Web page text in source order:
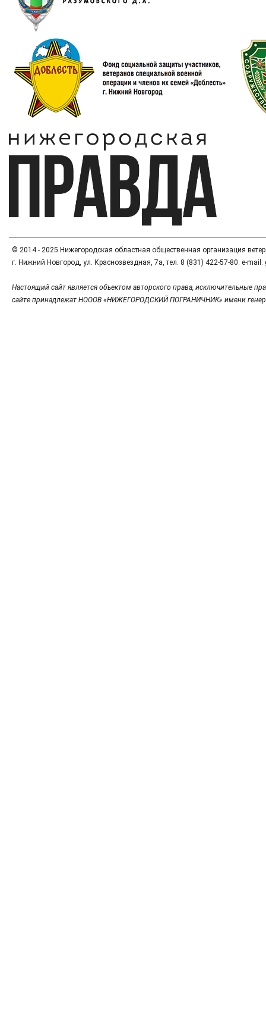
© 2014 - 2025 Нижегородская областная общественная организация
г. Нижний Новгород, ул. Краснозвездная, 7а, тел. 8 (831) 422-57-80. e-
Настоящий сайт является объектом авторского права, исключительные
сайте принадлежат НОООВ «НИЖЕГОРОДСКИЙ ПОГРАНИЧНИК» имени